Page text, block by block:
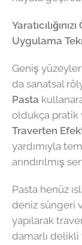
Uygulama
Geniş
da sanatsal
Pasta
oldukça pratik
Traverten
yardımıyla
arındırılmış
Pasta henüz
deniz süngeri
yapılarak
damarlı delikli